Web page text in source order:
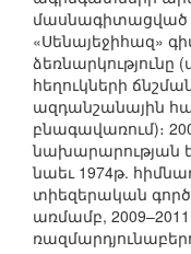
մասնագիտացված
«Սենայեջիհազ»
հեղուկների
ազդանշանային
բնագավառում)։
նախարարության
նաեւ 1974թ.
տիեզերական
առմամբ,